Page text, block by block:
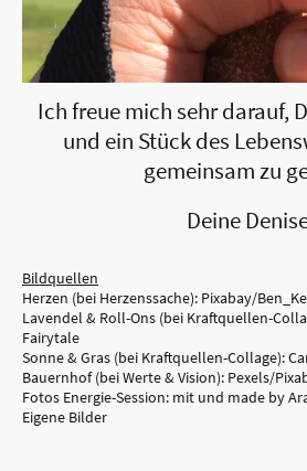
Ich freue mich sehr darauf,
und ein Stück des
gemeinsam zu
Deine
Bildquellen
Herzen (bei Herzenssache): Pixabay/
Lavendel & Roll-Ons (bei Kraftquellen-
Fairytale
Sonne & Gras (bei Kraftquellen-Collage):
Bauernhof (bei Werte & Vision): Pexels/
Fotos Energie-Session: mit und made by
Eigene Bilder